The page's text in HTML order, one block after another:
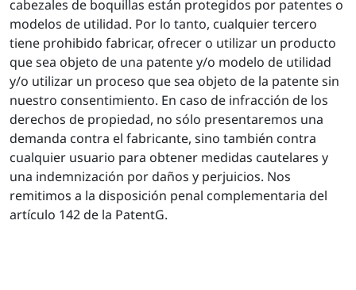
cabezales de boquillas están protegidos por patentes o
modelos de utilidad. Por lo tanto, cualquier tercero
tiene prohibido fabricar, ofrecer o utilizar un producto
que sea objeto de una patente y/o modelo de utilidad
y/o utilizar un proceso que sea objeto de la patente sin
nuestro consentimiento. En caso de infracción de los
derechos de propiedad, no sólo presentaremos una
demanda contra el fabricante, sino también contra
cualquier usuario para obtener medidas cautelares y
una indemnización por daños y perjuicios. Nos
remitimos a la disposición penal complementaria del
artículo 142 de la PatentG.